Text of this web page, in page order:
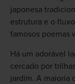
japonesa
estrutura e o
famosos poemas
Há um adorável
cercado por
jardim. A maioria